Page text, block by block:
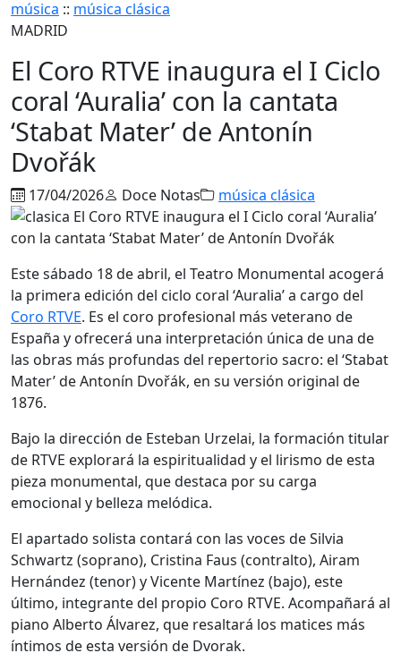
música :: música clásica
MADRID
El Coro RTVE inaugura el I Ciclo
coral ‘Auralia’ con la cantata
‘Stabat Mater’ de Antonín
Dvořák
17/04/2026 Doce Notas música clásica
Este sábado 18 de abril, el Teatro Monumental acogerá
la primera edición del ciclo coral ‘Auralia’ a cargo del
Coro RTVE. Es el coro profesional más veterano de
España y ofrecerá una interpretación única de una de
las obras más profundas del repertorio sacro: el ‘Stabat
Mater’ de Antonín Dvořák, en su versión original de
1876.
Bajo la dirección de Esteban Urzelai, la formación titular
de RTVE explorará la espiritualidad y el lirismo de esta
pieza monumental, que destaca por su carga
emocional y belleza melódica.
El apartado solista contará con las voces de Silvia
Schwartz (soprano), Cristina Faus (contralto), Airam
Hernández (tenor) y Vicente Martínez (bajo), este
último, integrante del propio Coro RTVE. Acompañará al
piano Alberto Álvarez, que resaltará los matices más
íntimos de esta versión de Dvorak.